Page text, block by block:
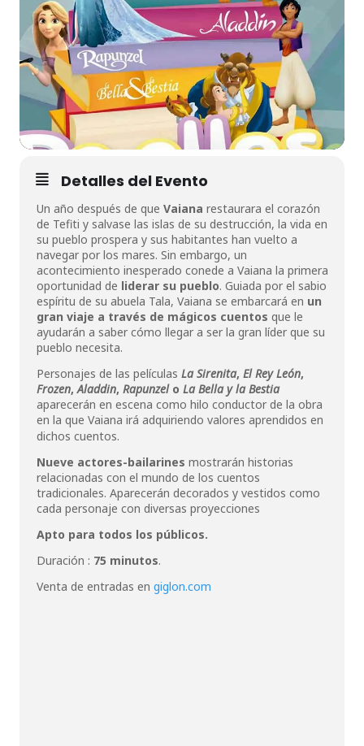
Detalles del Evento
Un año después de que Vaiana restaurara el corazón
de Tefiti y salvase las islas de su destrucción, la vida en
su pueblo prospera y sus habitantes han vuelto a
navegar por los mares. Sin embargo, un
acontecimiento inesperado conede a Vaiana la primera
oportunidad de liderar su pueblo. Guiada por el sabio
espíritu de su abuela Tala, Vaiana se embarcará en un
gran viaje a través de mágicos cuentos que le
ayudarán a saber cómo llegar a ser la gran líder que su
pueblo necesita.
Personajes de las películas La Sirenita, El Rey León,
Frozen,Aladdin, Rapunzelo La Bella y la Bestia
aparecerán en escena como hilo conductor de la obra
en la que Vaiana irá adquiriendo valores aprendidos en
dichos cuentos.
Nueve actores-bailarines mostrarán historias
relacionadas con el mundo de los cuentos
tradicionales. Aparecerán decorados y vestidos como
cada personaje con diversas proyecciones
Apto para todos los públicos.
Duración : 75 minutos.
Venta de entradas en giglon.com